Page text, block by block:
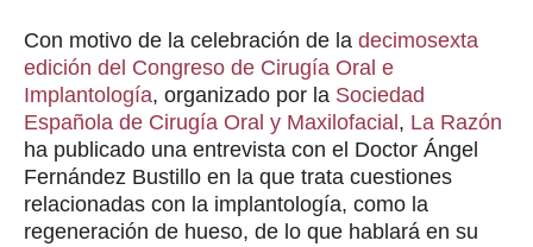
Con motivo de la celebración de la decimosexta
edición del Congreso de Cirugía Oral e
Implantología, organizado por la Sociedad
Española de Cirugía Oral y Maxilofacial , La Razón
ha publicado una entrevista con el Doctor Ángel
Fernández Bustillo en la que trata cuestiones
relacionadas con la implantología, como la
regeneración de hueso, de lo que hablará en su